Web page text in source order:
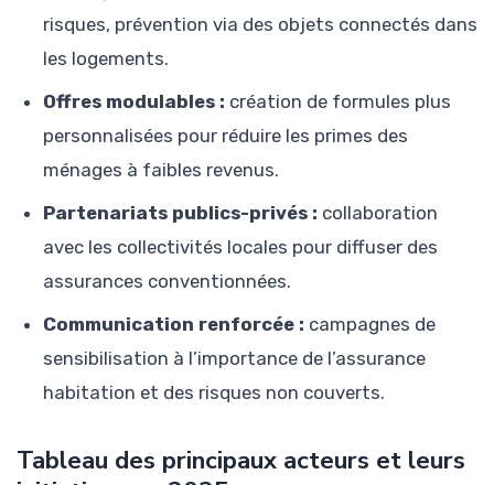
risques, prévention via des objets connectés dans
les logements.
Offres modulables : création de formules plus
personnalisées pour réduire les primes des
ménages à faibles revenus.
Partenariats publics-privés : collaboration
avec les collectivités locales pour diffuser des
assurances conventionnées.
Communication renforcée : campagnes de
sensibilisation à l’importance de l’assurance
habitation et des risques non couverts.
Tableau des principaux acteurs et leurs